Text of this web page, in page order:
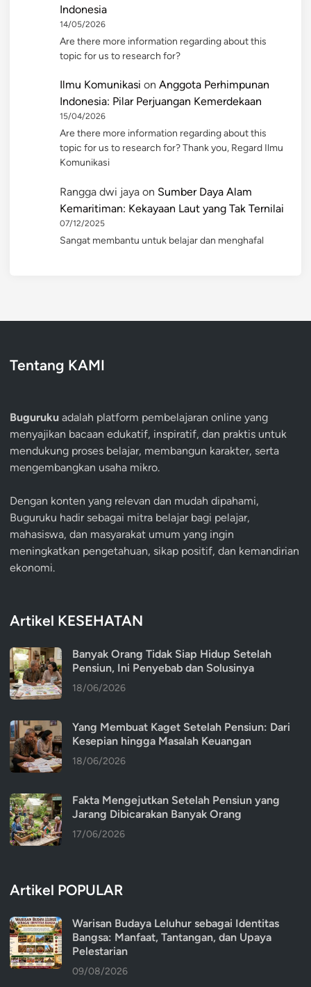
Indonesia
14/05/2026
Are there more information regarding about this
topic for us to research for?
Ilmu Komunikasi on Anggota Perhimpunan
Indonesia: Pilar Perjuangan Kemerdekaan
15/04/2026
Are there more information regarding about this
topic for us to research for? Thank you, Regard Ilmu
Komunikasi
Rangga dwi jaya on Sumber Daya Alam
Kemaritiman: Kekayaan Laut yang Tak Ternilai
07/12/2025
Sangat membantu untuk belajar dan menghafal
Tentang KAMI
Buguruku adalah platform pembelajaran online yang
menyajikan bacaan edukatif, inspiratif, dan praktis untuk
mendukung proses belajar, membangun karakter, serta
mengembangkan usaha mikro.
Dengan konten yang relevan dan mudah dipahami,
Buguruku hadir sebagai mitra belajar bagi pelajar,
mahasiswa, dan masyarakat umum yang ingin
meningkatkan pengetahuan, sikap positif, dan kemandirian
ekonomi.
Artikel KESEHATAN
Banyak Orang Tidak Siap Hidup Setelah
Pensiun, Ini Penyebab dan Solusinya
18/06/2026
Yang Membuat Kaget Setelah Pensiun: Dari
Kesepian hingga Masalah Keuangan
18/06/2026
Fakta Mengejutkan Setelah Pensiun yang
Jarang Dibicarakan Banyak Orang
17/06/2026
Artikel POPULAR
Warisan Budaya Leluhur sebagai Identitas
Bangsa: Manfaat, Tantangan, dan Upaya
Pelestarian
09/08/2026